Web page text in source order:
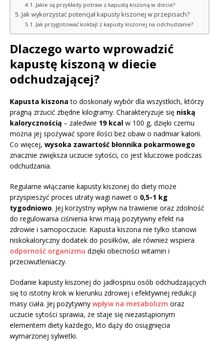
Jakie są przykłady potraw z kapustą kiszoną w diecie?
Jak wykorzystać potencjał kapusty kiszonej w przepisach?
Jak przygotować koktajl z kapusty kiszonej na odchudzanie?
Dlaczego warto wprowadzić
kapustę kiszoną w diecie
odchudzającej?
Kapusta kiszona to doskonały wybór dla wszystkich, którzy
pragną zrzucić zbędne kilogramy. Charakteryzuje się niską
kalorycznością – zaledwie 19 kcal w 100 g, dzięki czemu
można jej spożywać spore ilości bez obaw o nadmiar kalorii.
Co więcej, wysoka zawartość błonnika pokarmowego
znacznie zwiększa uczucie sytości, co jest kluczowe podczas
odchudzania.
Regularne włączanie kapusty kiszonej do diety może
przyspieszyć proces utraty wagi nawet o 0,5-1 kg
tygodniowo. Jej korzystny wpływ na trawienie oraz zdolność
do regulowania ciśnienia krwi mają pozytywny efekt na
zdrowie i samopoczucie. Kapusta kiszona nie tylko stanowi
niskokaloryczny dodatek do posiłków, ale również wspiera
odporność organizmu dzięki obecności witamin i
przeciwutleniaczy.
Dodanie kapusty kiszonej do jadłospisu osób odchudzających
się to istotny krok w kierunku zdrowej i efektywnej redukcji
masy ciała. Jej pozytywny wpływ na metabolizm oraz
uczucie sytości sprawia, że staje się niezastąpionym
elementem diety każdego, kto dąży do osiągnięcia
wymarzonej sylwetki.